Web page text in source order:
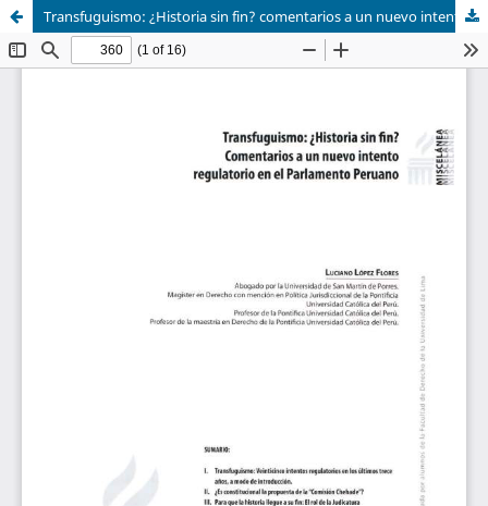
Transfuguismo: ¿Historia sin fin? comentarios a un nuevo intento regulatorio en el Parlamento peruano